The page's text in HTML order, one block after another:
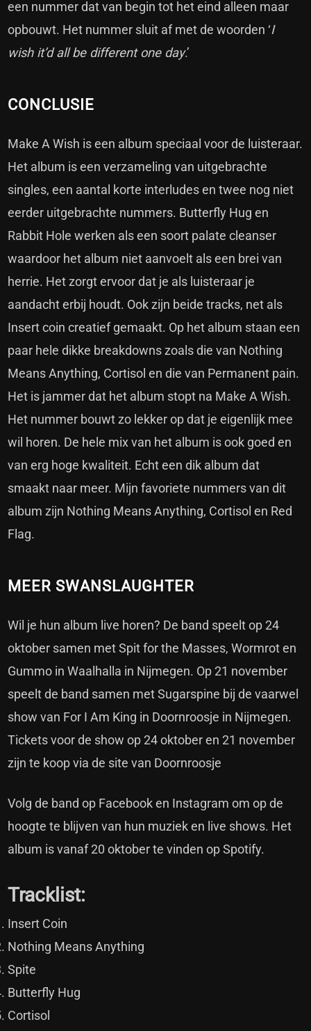
een nummer dat van begin tot het eind alleen maar
opbouwt. Het nummer sluit af met de woorden ‘I
wish it’d all be different one day.’
CONCLUSIE
Make A Wish is een album speciaal voor de luisteraar.
Het album is een verzameling van uitgebrachte
singles, een aantal korte interludes en twee nog niet
eerder uitgebrachte nummers. Butterfly Hug en
Rabbit Hole werken als een soort palate cleanser
waardoor het album niet aanvoelt als een brei van
herrie. Het zorgt ervoor dat je als luisteraar je
aandacht erbij houdt. Ook zijn beide tracks, net als
Insert coin creatief gemaakt. Op het album staan een
paar hele dikke breakdowns zoals die van Nothing
Means Anything, Cortisol en die van Permanent pain.
Het is jammer dat het album stopt na Make A Wish.
Het nummer bouwt zo lekker op dat je eigenlijk mee
wil horen. De hele mix van het album is ook goed en
van erg hoge kwaliteit. Echt een dik album dat
smaakt naar meer. Mijn favoriete nummers van dit
album zijn Nothing Means Anything, Cortisol en Red
Flag.
MEER SWANSLAUGHTER
Wil je hun album live horen? De band speelt op 24
oktober samen met Spit for the Masses, Wormrot en
Gummo in Waalhalla in Nijmegen. Op 21 november
speelt de band samen met Sugarspine bij de vaarwel
show van For I Am King in Doornroosje in Nijmegen.
Tickets voor de show op 24 oktoberen 21 november
zijn te koop via de site van Doornroosje
Volg de band op Facebooken Instagram om op de
hoogte te blijven van hun muziek en live shows. Het
album is vanaf 20 oktober te vinden opSpotify.
Tracklist:
Insert Coin
Nothing Means Anything
Spite
Butterfly Hug
Cortisol